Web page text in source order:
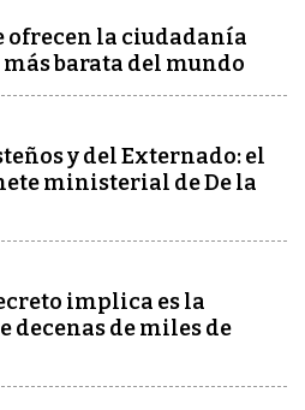
ofrecen la ciudadanía
barata del mundo
y del Externado: el
ministerial de De la
implica es la
decenas de miles de